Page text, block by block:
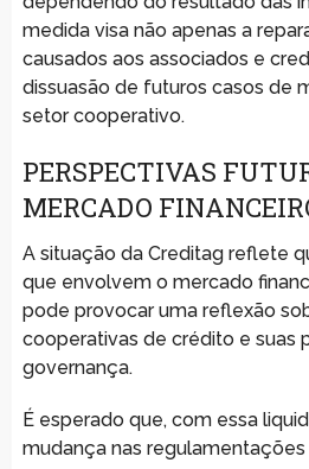
medida visa não apenas a
causados aos associados e
dissuasão de futuros casos de
setor cooperativo.
PERSPECTIVAS
MERCADO
A situação da Creditag reflete
que envolvem o mercado
pode provocar uma reflexão
cooperativas de crédito e suas
governança.
É esperado que, com essa
mudança nas